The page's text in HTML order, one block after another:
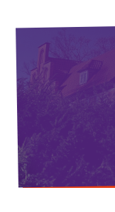
Triff uns an
Mache bei
Deine Spende
Hamburger